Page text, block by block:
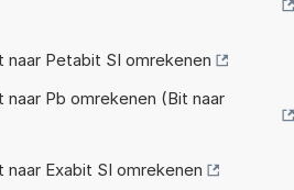
naar Petabit SI omrekenen
naar Pb omrekenen (Bit naar
naar Exabit SI omrekenen